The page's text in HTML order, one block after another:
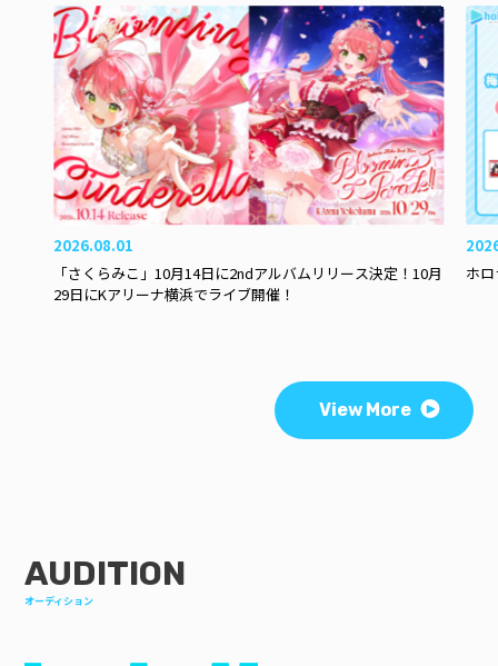
2026.08.01
「さくらみこ」10月14日に2ndアルバムリリース決定！10月
29日にKアリーナ横浜でライブ開催！
ホ
View More
AUDITION
オーディション